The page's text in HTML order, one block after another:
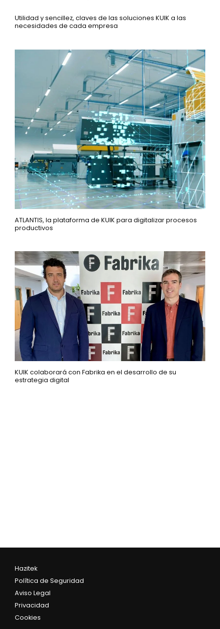
Utilidad y sencillez, claves de las soluciones KUIK a las
necesidades de cada empresa
ATLANTIS, la plataforma de KUIK para digitalizar procesos
productivos
KUIK colaborará con Fabrika en el desarrollo de su
estrategia digital
Hazitek
Política de Seguridad
Aviso Legal
Privacidad
Cookies